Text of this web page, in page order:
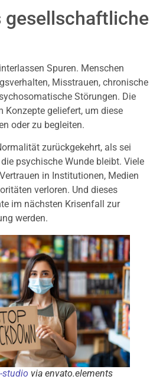
gesellschaftliche
Spuren. Menschen
Misstrauen, chronische
Störungen. Die
Konzepte geliefert, um diese
oder zu begleiten.
zurückgekehrt, als sei
psychische Wunde bleibt. Viele
in Institutionen, Medien
verloren. Und dieses
im nächsten Krisenfall zur
werden.
studio via envato.elements